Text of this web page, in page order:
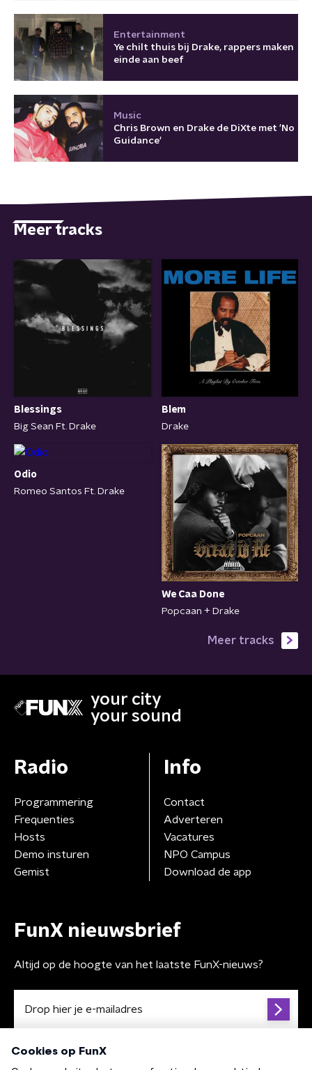
Entertainment
Ye chilt thuis bij Drake, rappers maken
einde aan beef
Music
Chris Brown en Drake de DiXte met 'No
Guidance'
Meer tracks
Blessings
Big Sean Ft. Drake
Blem
Drake
Odio
Romeo Santos Ft. Drake
We Caa Done
Popcaan + Drake
Meer tracks
your city
your sound
Radio
Programmering
Frequenties
Hosts
Demo insturen
Gemist
Info
Contact
Adverteren
Vacatures
NPO Campus
Download de app
FunX nieuwsbrief
Altijd op de hoogte van het laatste FunX-nieuws?